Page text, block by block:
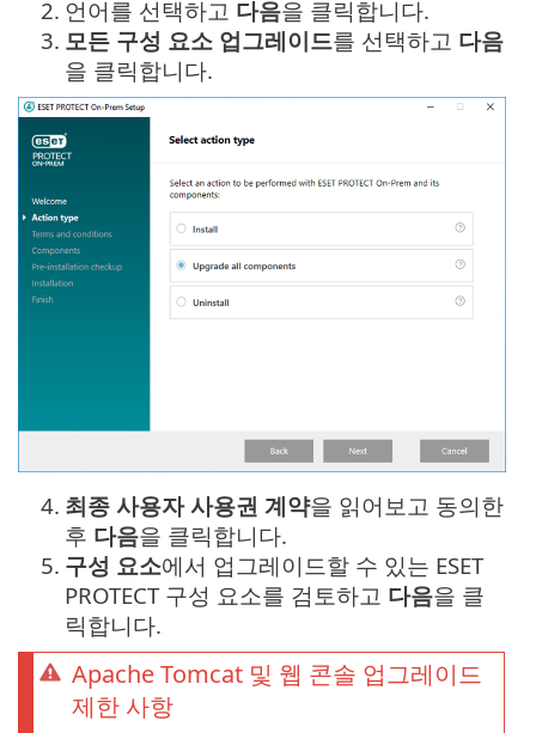
2. 언어를 선택하고 다음을 클릭합니다.
3. 모든 구성 요소 업그레이드를 선택하고 다음
을 클릭합니다.
4. 최종 사용자 사용권 계약을 읽어보고 동의한
후 다음을 클릭합니다.
5. 구성 요소에서 업그레이드할 수 있는 ESET
PROTECT 구성 요소를 검토하고 다음을 클
릭합니다.
Apache Tomcat 및 웹 콘솔 업그레이드
제한 사항